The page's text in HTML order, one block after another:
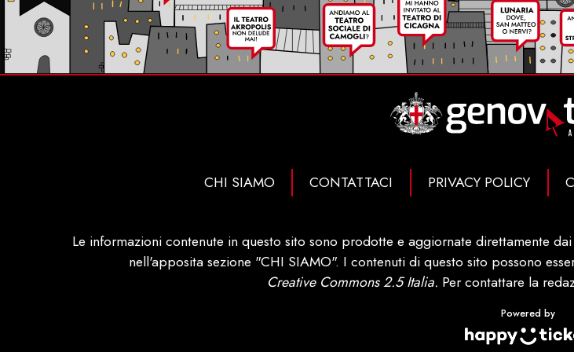
CHI SIAMO CONTATTACI PRIVACY POLICY
Le informazioni contenute in questo sito sono prodotte e aggiornate direttamente
nell'apposita sezione "CHI SIAMO". I contenuti di questo sito possono
Creative Commons 2.5 Italia. Per contattare la
Powered by